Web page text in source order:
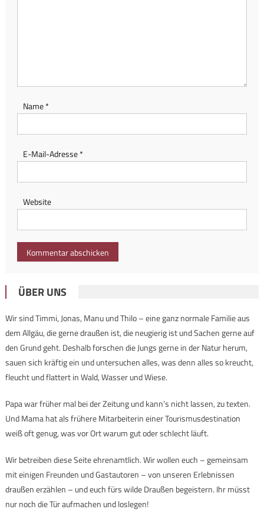
Name*
E-Mail-Adresse*
Website
ÜBER UNS
Wir sind Timmi, Jonas, Manu und Thilo – eine ganz normale Familie aus
dem Allgäu, die gerne draußen ist, die neugierig ist und Sachen gerne auf
den Grund geht. Deshalb forschen die Jungs gerne in der Natur herum,
sauen sich kräftig ein und untersuchen alles, was denn alles so kreucht,
fleucht und flattert in Wald, Wasser und Wiese.
Papa war früher mal bei der Zeitung und kann’s nicht lassen, zu texten.
Und Mama hat als frühere Mitarbeiterin einer Tourismusdestination
weiß oft genug, was vor Ort warum gut oder schlecht läuft.
Wir betreiben diese Seite ehrenamtlich. Wir wollen euch – gemeinsam
mit einigen Freunden und Gastautoren – von unseren Erlebnissen
draußen erzählen – und euch fürs wilde Draußen begeistern. Ihr müsst
nur noch die Tür aufmachen und loslegen!